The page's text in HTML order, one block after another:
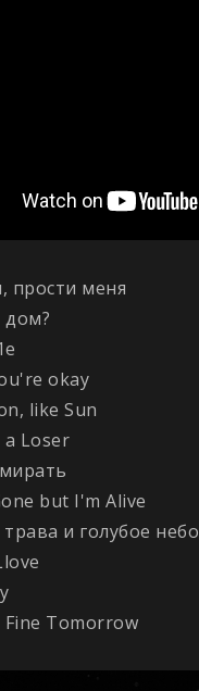
прости меня
дом?
okay
like Sun
a Loser
but I'm Alive
трава и голубое небо
Fine Tomorrow